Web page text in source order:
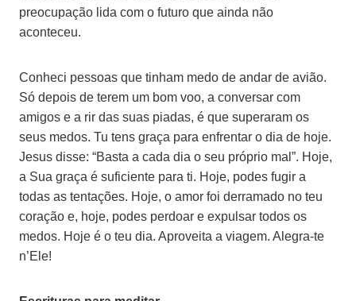
preocupação lida com o futuro que ainda não
aconteceu.
Conheci pessoas que tinham medo de andar de avião.
Só depois de terem um bom voo, a conversar com
amigos e a rir das suas piadas, é que superaram os
seus medos. Tu tens graça para enfrentar o dia de hoje.
Jesus disse: “Basta a cada dia o seu próprio mal”. Hoje,
a Sua graça é suficiente para ti. Hoje, podes fugir a
todas as tentações. Hoje, o amor foi derramado no teu
coração e, hoje, podes perdoar e expulsar todos os
medos. Hoje é o teu dia. Aproveita a viagem. Alegra-te
n’Ele!